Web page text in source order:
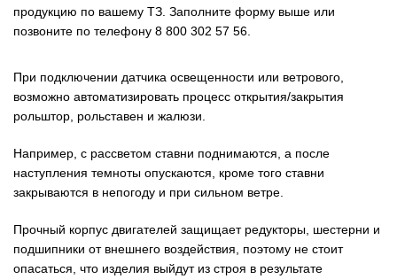
продукцию по вашему ТЗ. Заполните форму выше или
позвоните по телефону 8 800 302 57 56.
При подключении датчика освещенности или ветрового,
возможно автоматизировать процесс открытия/закрытия
рольштор, рольставен и жалюзи.
Например, с рассветом ставни поднимаются, а после
наступления темноты опускаются, кроме того ставни
закрываются в непогоду и при сильном ветре.
Прочный корпус двигателей защищает редукторы, шестерни и
подшипники от внешнего воздействия, поэтому не стоит
опасаться, что изделия выйдут из строя в результате